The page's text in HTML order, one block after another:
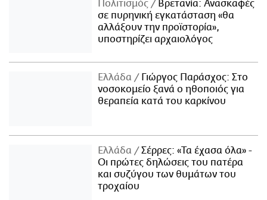
Πολιτισμός
Βρετανία: Ανασκαφές
σε πυρηνική εγκατάσταση «θα
αλλάξουν την προϊστορία»,
υποστηρίζει αρχαιολόγος
Ελλάδα
Γιώργος Παράσχος: Στο
νοσοκομείο ξανά ο ηθοποιός για
θεραπεία κατά του καρκίνου
Ελλάδα
Σέρρες: «Τα έχασα όλα» -
Οι πρώτες δηλώσεις του πατέρα
και συζύγου των θυμάτων του
τροχαίου